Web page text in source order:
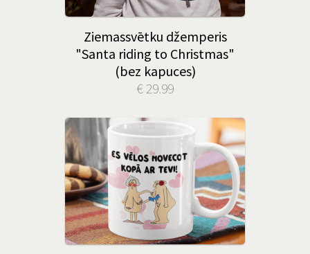
Ziemassvētku džemperis
"Santa riding to Christmas"
(bez kapuces)
€ 29.99